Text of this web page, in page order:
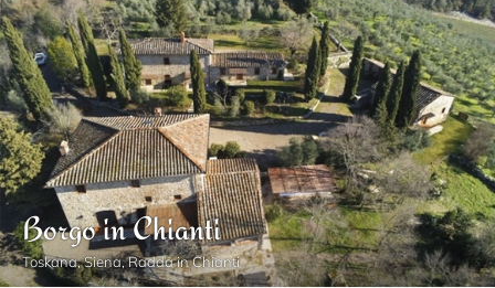
Borgo in Chianti
Toskana, Siena, Radda in Chianti